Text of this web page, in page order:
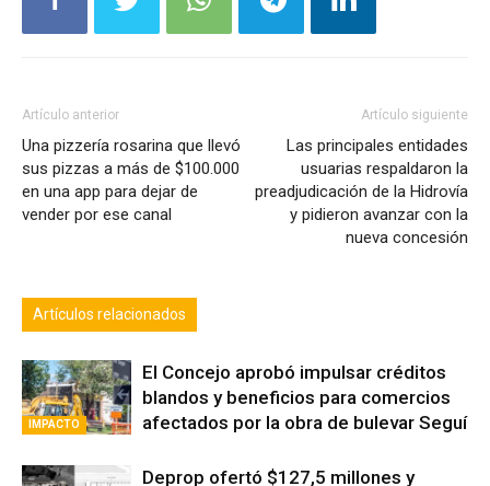
Una pizzería rosarina que llevó
sus pizzas a más de $100.000
en una app para dejar de
vender por ese canal
Las principales entidades
usuarias respaldaron la
preadjudicación de la Hidrovía
y pidieron avanzar con la
nueva concesión
IMPACTO
blandos y beneficios para comercios
afectados por la obra de bulevar Seguí
quedó al frente de la licitación para